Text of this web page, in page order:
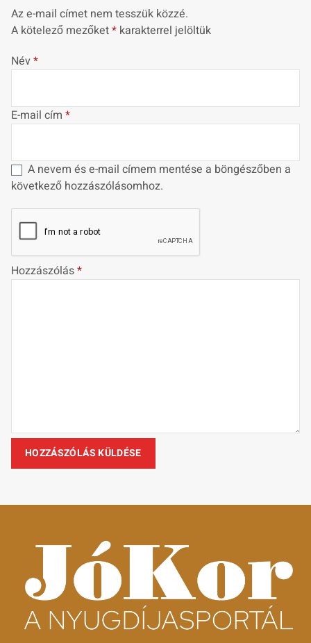
Az e-mail címet nem tesszük közzé.
A kötelező mezőket* karakterrel jelöltük
Név*
E-mail cím *
A nevem és e-mail címem mentése a böngészőben a
következő hozzászólásomhoz.
Hozzászólás*